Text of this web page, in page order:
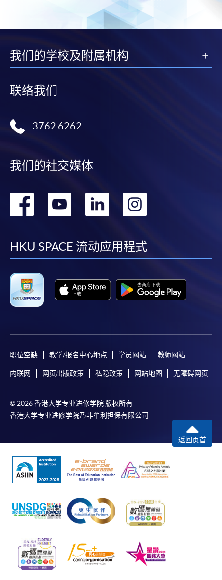
学院对邮递失误而遗失的支票或本票、付款收据或个
上足够邮资的回邮信封、连同划线支票交回本学院。
每张收据申请费用为港币30 元。支票抬头注明「香
我们的学校及附属机构
联络我们
3762 6262
我们的社交媒体
转
facebook
转
youtube
转
linkedin
HKU SPACE 流动应用程式
职位空缺 教学/报名中心地点 学员网站 教师网站
内联网 网页出版政策 私隐政策 网站地图 无障碍网页
© 2026 香港大学专业进修学院 版权所有
香港大学专业进修学院乃非牟利担保有限公司
返回页首